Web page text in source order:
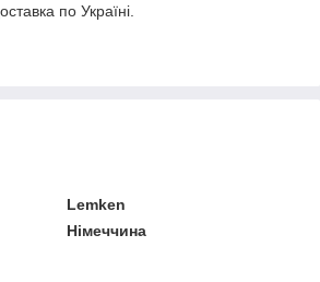
по Україні.
Lemken
Німеччина